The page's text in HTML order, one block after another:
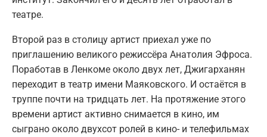
театре.
Второй раз в столицу артист приехал уже по
приглашению великого режиссёра Анатолия Эфроса.
Поработав в Ленкоме около двух лет, Джигарханян
переходит в театр имени Маяковского. И остаётся в
труппе почти на тридцать лет. На протяжение этого
времени артист активно снимается в кино, им
сыграно около двухсот ролей в кино- и телефильмах